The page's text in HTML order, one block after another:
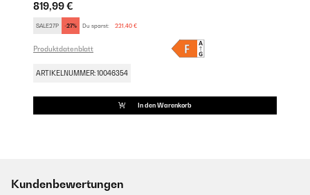
819,99 €
SALE27P -27% Du sparst: 221,40 €
Produktdatenblatt
ARTIKELNUMMER: 10046354
In den Warenkorb
Kundenbewertungen